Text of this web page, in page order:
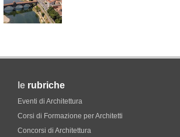
le rubriche
Eventi di Architettura
Corsi di Formazione per Architetti
Concorsi di Architettura